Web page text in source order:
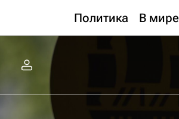
Политика В мире